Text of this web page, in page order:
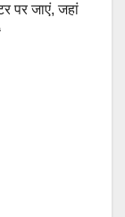
पर जाएं, जहां